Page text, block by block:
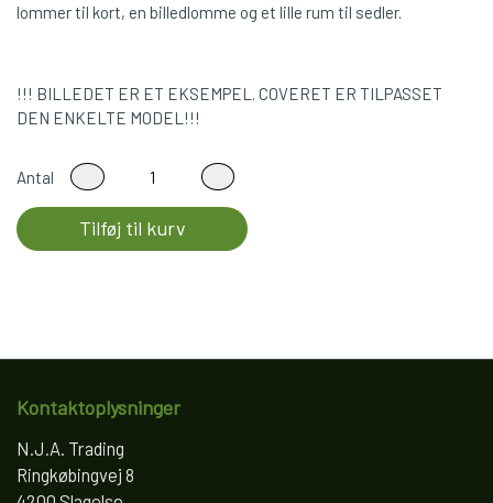
lommer til kort, en billedlomme og et lille rum til sedler.
!!! BILLEDET ER ET EKSEMPEL. COVERET ER TILPASSET
DEN ENKELTE MODEL!!!
Antal
Tilføj til kurv
Kontaktoplysninger
N.J.A. Trading
Ringkøbingvej 8